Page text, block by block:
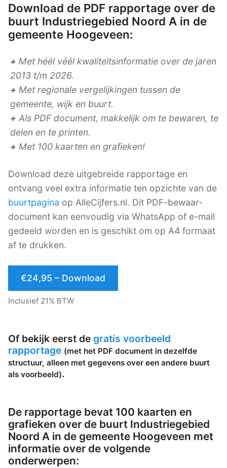
Download de PDF rapportage over de
buurt Industriegebied Noord A in de
gemeente Hoogeveen:
+ Met héél véél kwaliteitsinformatie over de jaren
2013 t/m 2026.
+ Met regionale vergelijkingen tussen de
gemeente, wijk en buurt.
+ Als PDF document, makkelijk om te bewaren, te
delen en te printen.
+ Met 100 kaarten en grafieken!
Download deze uitgebreide rapportage en
ontvang veel extra informatie ten opzichte van de
buurtpagina op AlleCijfers.nl. Dit PDF-bewaar-
document kan eenvoudig via WhatsApp of e-mail
gedeeld worden en is geschikt om op A4 formaat
af te drukken.
€24,95 – Download
Inclusief 21% BTW
Of bekijk eerst de gratis voorbeeld
rapportage (met het PDF document in dezelfde
structuur, alleen met gegevens over een andere buurt
als voorbeeld).
De rapportage bevat 100 kaarten en
grafieken over de buurt Industriegebied
Noord A in de gemeente Hoogeveen met
informatie over de volgende
onderwerpen: